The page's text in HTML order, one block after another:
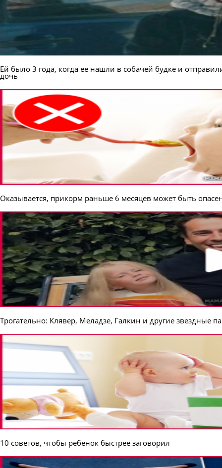
Ей было 3 года, когда ее нашли в собачей будке и
дочь
Оказывается, прикорм раньше 6 месяцев может быть
Трогательно: Клявер, Меладзе, Галкин и другие звездные
10 советов, чтобы ребенок быстрее заговорил